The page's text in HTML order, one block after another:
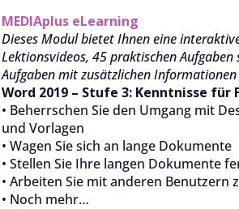
MEDIAplus eLearning
Dieses Modul bietet Ihnen eine
Lektionsvideos, 45 praktischen
Aufgaben mit zusätzlichen
Word 2019 – Stufe 3: Kenntnisse
• Beherrschen Sie den Umgang mit
und Vorlagen
• Wagen Sie sich an lange Dokumente
• Stellen Sie Ihre langen Dokumente
• Arbeiten Sie mit anderen Benutzern
• Noch mehr…